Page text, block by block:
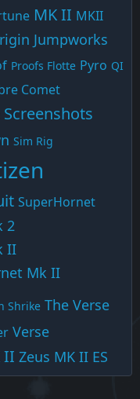
MK II MKII
Jumpworks
Proofs Flotte Pyro QI
Comet
Screenshots
Sim Rig
SuperHornet
2
II
Mk II
Shrike The Verse
Verse
II Zeus MK II ES